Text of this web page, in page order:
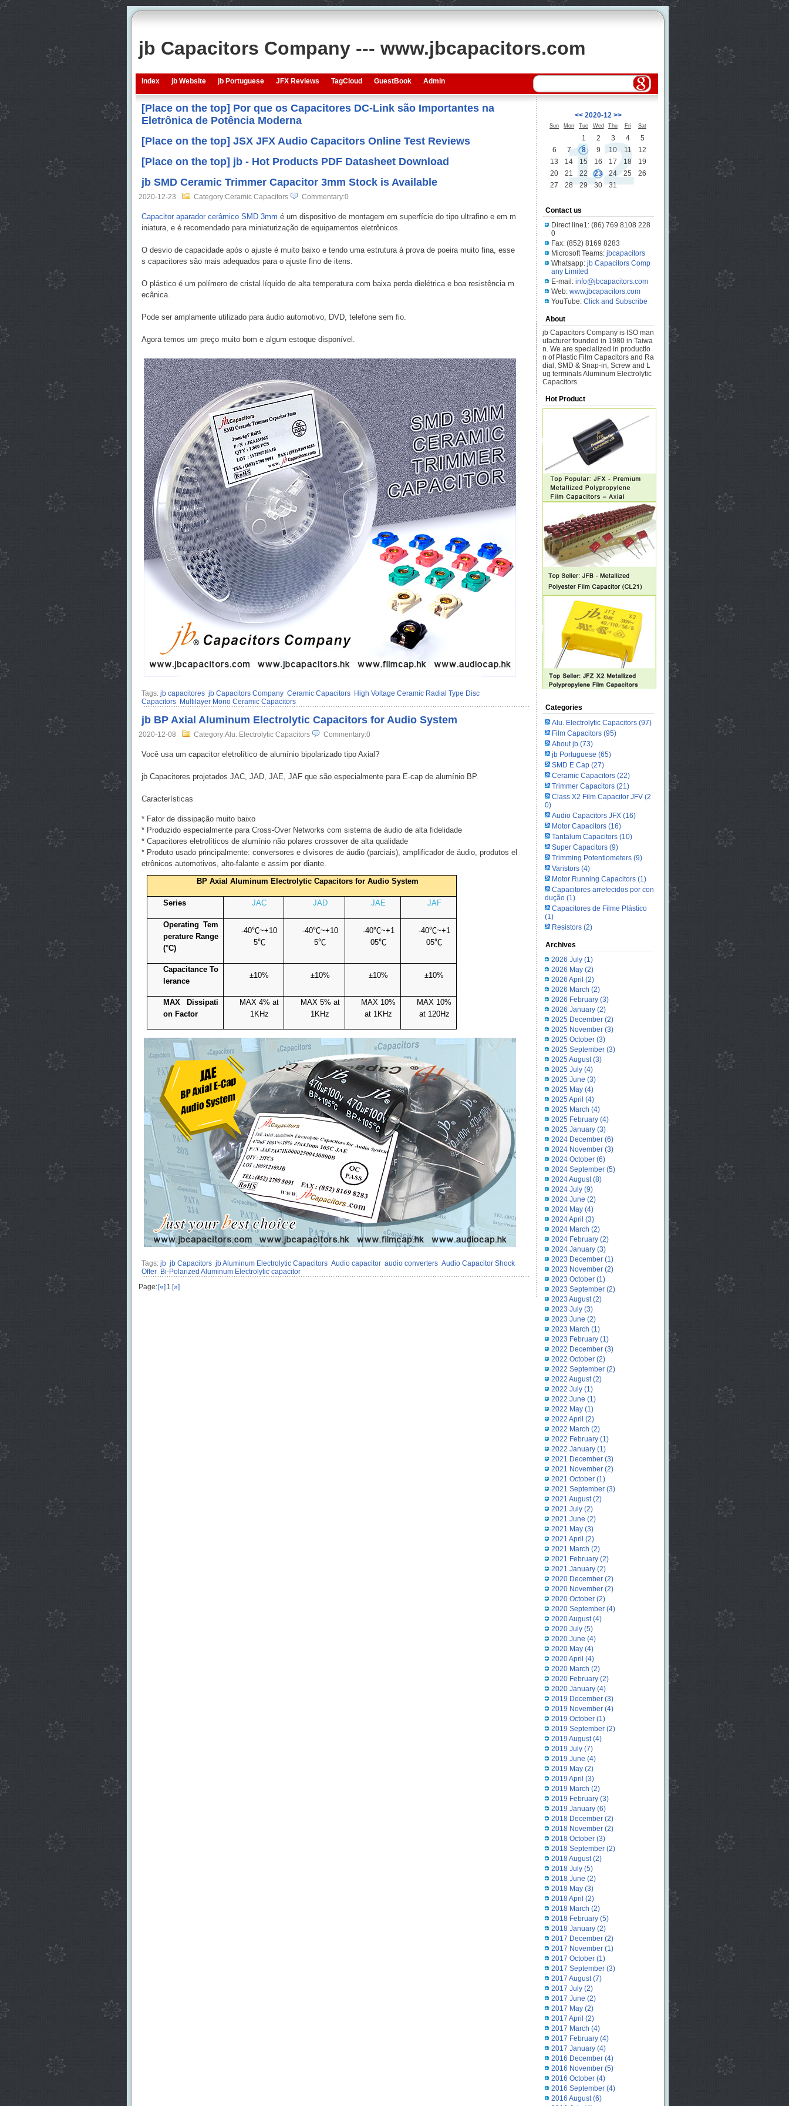
jb Capacitors Company --- www.jbcapacitors.com
Index jb Website jb Portuguese JFX Reviews TagCloud GuestBook Admin
[Place on the top] Por que os Capacitores DC-Link são Importantes na
Eletrônica de Potência Moderna
[Place on the top] JSX JFX Audio Capacitors Online Test Reviews
[Place on the top] jb - Hot Products PDF Datasheet Download
jb SMD Ceramic Trimmer Capacitor 3mm Stock is Available
2020-12-23 Category:Ceramic Capacitors Commentary:0
Capacitor aparador cerâmico SMD 3mm é um dispositivo de montagem em superfície do tipo ultrafino e em m
iniatura, e é recomendado para miniaturização de equipamentos eletrônicos.
O desvio de capacidade após o ajuste é muito baixo e tendo uma estrutura à prova de poeira muito fina, esse
s capacitores são mais adequados para o ajuste fino de itens.
O plástico é um polímero de cristal líquido de alta temperatura com baixa perda dielétrica e boa resistência m
ecânica.
Pode ser amplamente utilizado para áudio automotivo, DVD, telefone sem fio.
Agora temos um preço muito bom e algum estoque disponível.
Tags: jb capacitores jb Capacitors Company Ceramic Capacitors
High Voltage Ceramic Radial Type Disc
Capacitors
Multilayer Mono Ceramic Capacitors
jb BP Axial Aluminum Electrolytic Capacitors for Audio System
2020-12-08 Category:Alu. Electrolytic Capacitors Commentary:0
Você usa um capacitor eletrolítico de alumínio bipolarizado tipo Axial?
jb Capacitores projetados JAC, JAD, JAE, JAF que são especialmente para E-cap de alumínio BP.
Características
* Fator de dissipação muito baixo
* Produzido especialmente para Cross-Over Networks com sistema de áudio de alta fidelidade
* Capacitores eletrolíticos de alumínio não polares crossover de alta qualidade
* Produto usado principalmente: conversores e divisores de áudio (parciais), amplificador de áudio, produtos el
etrônicos automotivos, alto-falante e assim por diante.
BP Axial Aluminum Electrolytic Capacitors for Audio System
Series JAC JAD JAE JAF
Operating Tem
perature Range
(°C)
-40℃~+10
5℃
-40℃~+10
5℃
-40℃~+1
05℃
-40℃~+1
05℃
Capacitance To
lerance
±10% ±10% ±10% ±10%
MAX Dissipati
on Factor
MAX 4% at
1KHz
MAX 5% at
1KHz
MAX 10%
at 1KHz
MAX 10%
at 120Hz
Tags: jb jb Capacitors jb Aluminum Electrolytic Capacitors Audio capacitor audio converters Audio Capacitor Shock
Offer
Bi-Polarized Aluminum Electrolytic capacitor
Page: [«] 1 [»]
<< 2020-12 >>
Sun Mon Tue Wed Thu Fri Sat
1 2 3 4
5
6
7 8 9 10 11
12
13
14 15 16 17 18
19
20
21 22 23 24 25
26
27
28 29 30 31
Contact us
Direct line1: (86) 769 8108 228
0
Fax: (852) 8169 8283
Microsoft Teams: jbcapacitors
Whatsapp: jb Capacitors Comp
any Limited
E-mail: info@jbcapacitors.com
Web: www.jbcapacitors.com
YouTube: Click and Subscribe
About
jb Capacitors Company is ISO man
ufacturer founded in 1980 in Taiwa
n. We are specialized in productio
n of Plastic Film Capacitors and Ra
dial, SMD & Snap-in, Screw and L
ug terminals Aluminum Electrolytic
Capacitors.
Hot Product
Categories
Alu. Electrolytic Capacitors(97)
Film Capacitors(95)
About jb(73)
jb Portuguese (65)
SMD E Cap(27)
Ceramic Capacitors(22)
Trimmer Capacitors(21)
Class X2 Film Capacitor JFV(2
0)
Audio Capacitors JFX(16)
Motor Capacitors (16)
Tantalum Capacitors(10)
Super Capacitors(9)
Trimming Potentiometers(9)
Varistors(4)
Motor Running Capacitors(1)
Capacitores arrefecidos por con
dução(1)
Capacitores de Filme Plástico
(1)
Resistors(2)
Archives
2026 July(1)
2026 May(2)
2026 April (2)
2026 March (2)
2026 February(3)
2026 January(2)
2025 December(2)
2025 November(3)
2025 October(3)
2025 September(3)
2025 August(3)
2025 July(4)
2025 June (3)
2025 May(4)
2025 April (4)
2025 March (4)
2025 February(4)
2025 January(3)
2024 December(6)
2024 November(3)
2024 October(6)
2024 September(5)
2024 August(8)
2024 July(9)
2024 June (2)
2024 May(4)
2024 April (3)
2024 March (2)
2024 February(2)
2024 January(3)
2023 December(1)
2023 November(2)
2023 October(1)
2023 September(2)
2023 August(2)
2023 July(3)
2023 June (2)
2023 March (1)
2023 February(1)
2022 December(3)
2022 October(2)
2022 September(2)
2022 August(2)
2022 July(1)
2022 June (1)
2022 May(1)
2022 April (2)
2022 March (2)
2022 February(1)
2022 January(1)
2021 December(3)
2021 November(2)
2021 October(1)
2021 September(3)
2021 August(2)
2021 July(2)
2021 June (2)
2021 May(3)
2021 April (2)
2021 March (2)
2021 February(2)
2021 January(2)
2020 December(2)
2020 November(2)
2020 October(2)
2020 September(4)
2020 August(4)
2020 July(5)
2020 June (4)
2020 May(4)
2020 April (4)
2020 March (2)
2020 February(2)
2020 January(4)
2019 December(3)
2019 November(4)
2019 October(1)
2019 September(2)
2019 August(4)
2019 July(7)
2019 June (4)
2019 May(2)
2019 April (3)
2019 March (2)
2019 February(3)
2019 January(6)
2018 December(2)
2018 November(2)
2018 October(3)
2018 September(2)
2018 August(2)
2018 July(5)
2018 June (2)
2018 May(3)
2018 April (2)
2018 March (2)
2018 February(5)
2018 January(2)
2017 December(2)
2017 November(1)
2017 October(1)
2017 September(3)
2017 August(7)
2017 July(2)
2017 June (2)
2017 May(2)
2017 April (2)
2017 March (4)
2017 February(4)
2017 January(4)
2016 December(4)
2016 November(5)
2016 October(4)
2016 September(4)
2016 August(6)